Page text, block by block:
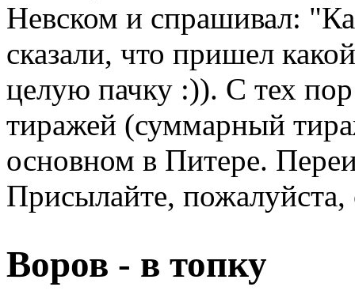
Невском и спрашивал:
сказали, что пришел
целую пачку :)). С тех
тиражей (суммарный
основном в Питере.
Присылайте,
Воров - в топку